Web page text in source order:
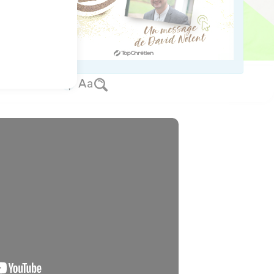
une à une, je ne